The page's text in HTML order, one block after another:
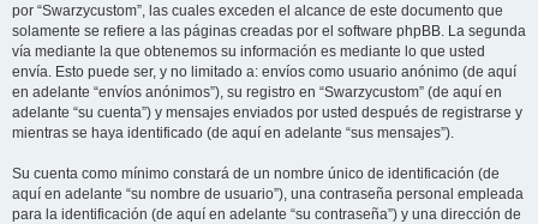
por “Swarzycustom”, las cuales exceden el alcance de este documento que
solamente se refiere a las páginas creadas por el software phpBB. La segunda
vía mediante la que obtenemos su información es mediante lo que usted
envía. Esto puede ser, y no limitado a: envíos como usuario anónimo (de aquí
en adelante “envíos anónimos”), su registro en “Swarzycustom” (de aquí en
adelante “su cuenta”) y mensajes enviados por usted después de registrarse y
mientras se haya identificado (de aquí en adelante “sus mensajes”).
Su cuenta como mínimo constará de un nombre único de identificación (de
aquí en adelante “su nombre de usuario”), una contraseña personal empleada
para la identificación (de aquí en adelante “su contraseña”) y una dirección de